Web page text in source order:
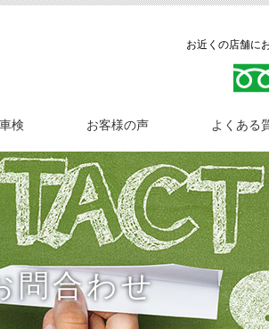
お近くの店舗に
検 お客様の声 よくある
問合わせ